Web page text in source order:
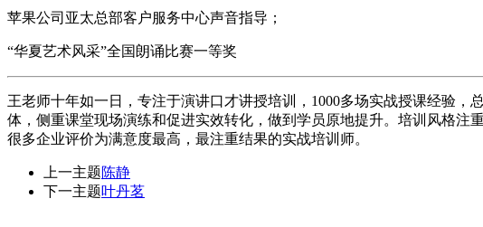
苹果公司亚太总部客户服务中心声音指导；
“华夏艺术风采”全国朗诵比赛一等奖
王老师十年如一日，专注于演讲口才讲授培训，1000多场实战授课经验
体，侧重课堂现场演练和促进实效转化，做到学员原地提升。培训风格
很多企业评价为满意度最高，最注重结果的实战培训师。
上一主题陈静
下一主题叶丹茗